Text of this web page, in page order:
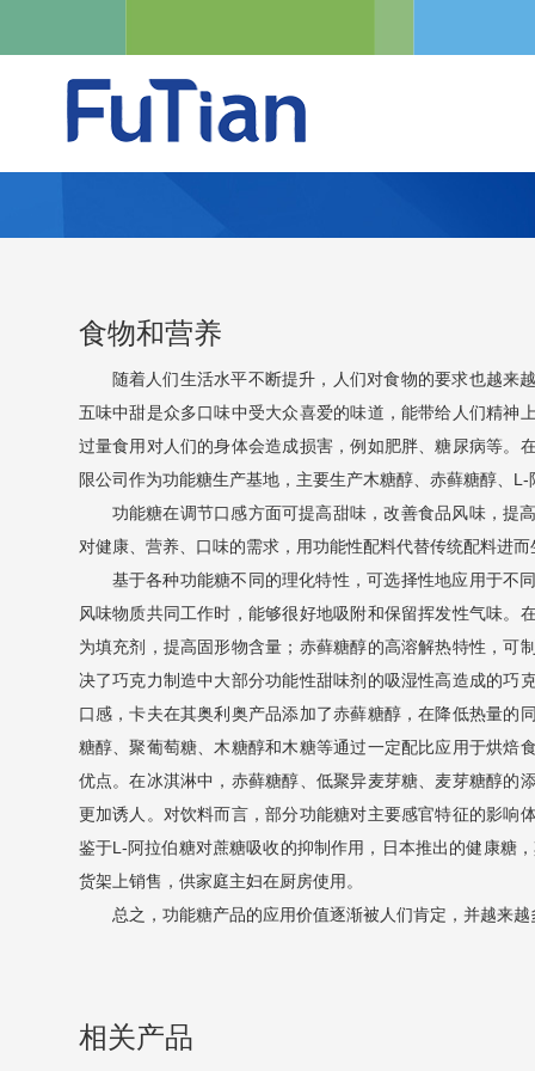
食物和营养
随着人们生活水平不断提升，人们对食物的要求也越来
五味中甜是众多口味中受大众喜爱的味道，能带给人们精神
过量食用对人们的身体会造成损害，例如肥胖、糖尿病等。
限公司作为功能糖生产基地，主要生产木糖醇、赤藓糖醇、
功能糖在调节口感方面可提高甜味，改善食品风味，提
对健康、营养、口味的需求，用功能性配料代替传统配料进
基于各种功能糖不同的理化特性，可选择性地应用于不
风味物质共同工作时，能够很好地吸附和保留挥发性气味
为填充剂，提高固形物含量；赤藓糖醇的高溶解热特性，可
决了巧克力制造中大部分功能性甜味剂的吸湿性高造成的巧
口感，卡夫在其奥利奥产品添加了赤藓糖醇，在降低热量的
糖醇、聚葡萄糖、木糖醇和木糖等通过一定配比应用于烘焙
优点。在冰淇淋中，赤藓糖醇、低聚异麦芽糖、麦芽糖醇的
更加诱人。对饮料而言，部分功能糖对主要感官特征的影响
鉴于L-阿拉伯糖对蔗糖吸收的抑制作用，日本推出的健康糖
货架上销售，供家庭主妇在厨房使用。
总之，功能糖产品的应用价值逐渐被人们肯定，并越来
相关产品